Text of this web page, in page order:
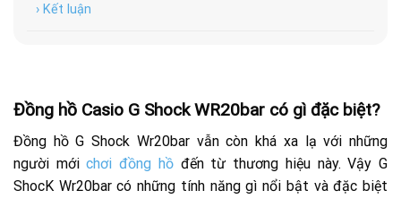
› Kết luận
Đồng hồ Casio G Shock WR20bar có gì đặc biệt?
Đồng hồ G Shock Wr20bar vẫn còn khá xa lạ với những
người mớichơi đồng hồđến từ thương hiệu này. Vậy G
ShocK Wr20bar có những tính năng gì nổi bật và đặc biệt